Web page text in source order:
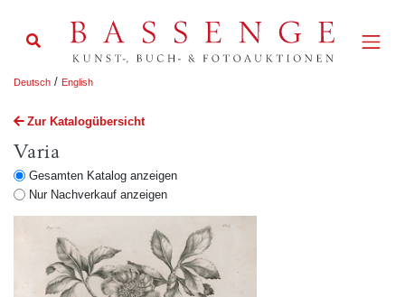
Deutsch / English
Zur Katalogübersicht
Varia
Gesamten Katalog anzeigen
Nur Nachverkauf anzeigen